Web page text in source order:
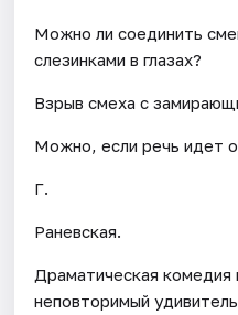
Можно ли соединить
слезинками в глазах?
Взрыв смеха с
Можно, если речь идет
Г.
Раневская.
Драматическая комедия
неповторимый